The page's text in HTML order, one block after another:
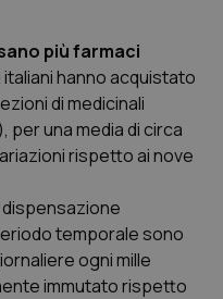
più farmaci
italiani hanno acquistato
di medicinali
per una media di circa
rispetto ai nove
dispensazione
temporale sono
ogni mille
immutato rispetto